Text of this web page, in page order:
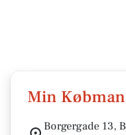
Min
Borgergade 13,